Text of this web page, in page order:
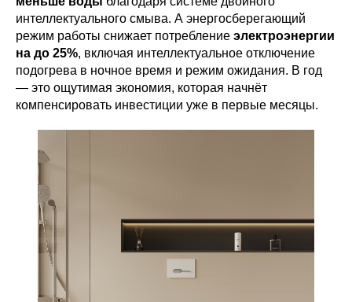
интеллектуального смыва. А энергосберегающий
режим работы снижает потребление электроэнергии
на до 25%, включая интеллектуальное отключение
подогрева в ночное время и режим ожидания. В год
— это ощутимая экономия, которая начнёт
компенсировать инвестиции уже в первые месяцы.